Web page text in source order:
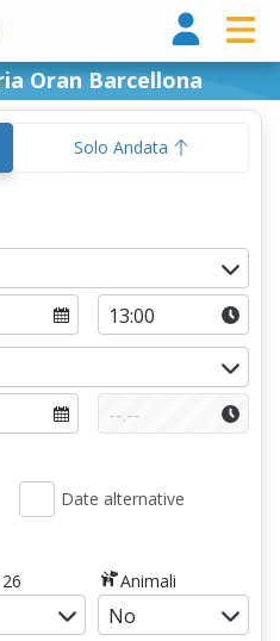
Oran Barcellona
Solo Andata
Date alternative
Animali